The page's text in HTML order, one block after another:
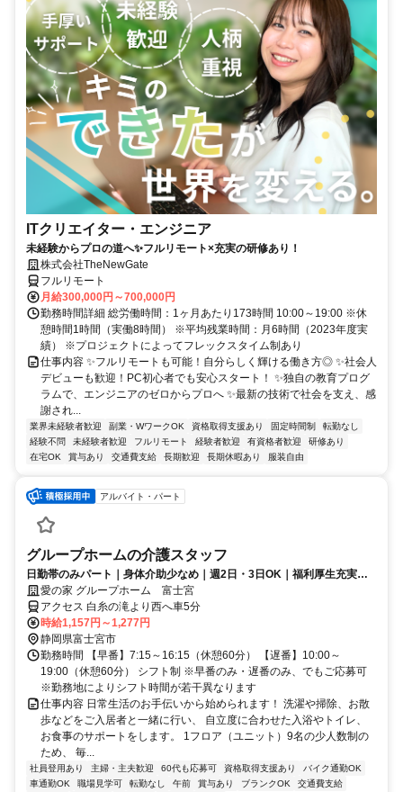
ITクリエイター・エンジニア
未経験からプロの道へ✨フルリモート×充実の研修あり！
株式会社TheNewGate
フルリモート
月給300,000円～700,000円
勤務時間詳細 総労働時間：1ヶ月あたり173時間 10:00～19:00 ※休
憩時間1時間（実働8時間） ※平均残業時間：月6時間（2023年度実
績） ※プロジェクトによってフレックスタイム制あり
仕事内容 ✨フルリモートも可能！自分らしく輝ける働き方◎ ✨社会人
デビューも歓迎！PC初心者でも安心スタート！ ✨独自の教育プログ
ラムで、エンジニアのゼロからプロへ ✨最新の技術で社会を支え、感
謝され...
業界未経験者歓迎 副業・WワークOK 資格取得支援あり 固定時間制
転勤なし
経験不問
未経験者歓迎 フルリモート 経験者歓迎 有資格者歓迎
研修あり
在宅OK
賞与あり 交通費支給 長期歓迎 長期休暇あり 服装自由
アルバイト・パート
グループホームの介護スタッフ
日勤帯のみパート｜身体介助少なめ｜週2日・3日OK｜福利厚生充実◎
｜認知症ケア
愛の家 グループホーム 富士宮
アクセス 白糸の滝より西へ車5分
時給1,157円～1,277円
静岡県富士宮市
勤務時間 【早番】7:15～16:15（休憩60分） 【遅番】10:00～
19:00（休憩60分） シフト制 ※早番のみ・遅番のみ、でもご応募可
※勤務地によりシフト時間が若干異なります
仕事内容 日常生活のお手伝いから始められます！ 洗濯や掃除、お散
歩などをご入居者と一緒に行い、 自立度に合わせた入浴やトイレ、
お食事のサポートをします。 1フロア（ユニット）9名の少人数制の
ため、 毎...
社員登用あり 主婦・主夫歓迎 60代も応募可 資格取得支援あり
バイク通勤OK
車通勤OK
職場見学可 転勤なし 午前 賞与あり ブランクOK
交通費支給